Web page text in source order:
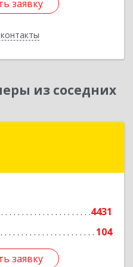
заявку
заявку
из соседних
4431
104
заявку
Подробнее
заявку